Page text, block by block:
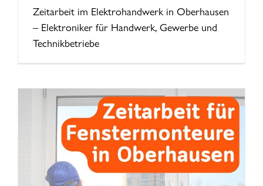
Zeitarbeit im Elektrohandwerk in Oberhausen
– Elektroniker für Handwerk, Gewerbe und
Technikbetriebe